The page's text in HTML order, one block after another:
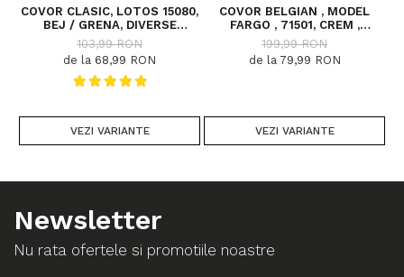
COVOR CLASIC, LOTOS 15080,
BEJ / GRENA, DIVERSE
DIMENSIUNI
103,99 RON
de la 68,99 RON
VEZI VARIANTE
COVOR BELGIAN , MODEL
FARGO , 71501, CREM ,
DIVERSE DIMENSIUNI
199,99 RON
de la 79,99 RON
VEZI VARIANTE
Newsletter
Nu rata ofertele si promotiile noastre